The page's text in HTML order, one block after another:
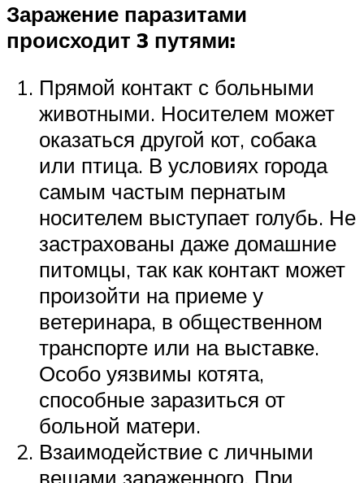
Заражение паразитами
происходит 3 путями:
Прямой контакт с больными
животными. Носителем может
оказаться другой кот, собака
или птица. В условиях города
самым частым пернатым
носителем выступает голубь. Не
застрахованы даже домашние
питомцы, так как контакт может
произойти на приеме у
ветеринара, в общественном
транспорте или на выставке.
Особо уязвимы котята,
способные заразиться от
больной матери.
Взаимодействие с личными
вещами зараженного. При